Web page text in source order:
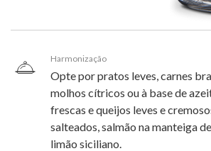
Harmonização
Opte por pratos leves, carnes
molhos cítricos ou à base de
frescas e queijos leves e
salteados, salmão na manteiga
limão siciliano.